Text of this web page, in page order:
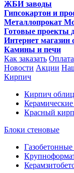
ЖБИ заводы
Гипсокартон и
Металлопрокат
Готовые проекты
Интернет магазин
Камины и печи
Как заказать Оплата
Новости Акции
Кирпич
Кирпич
Красный
Блоки стеновые